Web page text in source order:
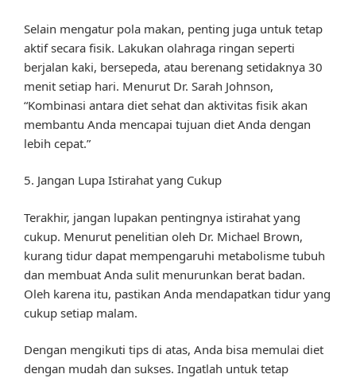
Selain mengatur pola makan, penting juga untuk tetap
aktif secara fisik. Lakukan olahraga ringan seperti
berjalan kaki, bersepeda, atau berenang setidaknya 30
menit setiap hari. Menurut Dr. Sarah Johnson,
“Kombinasi antara diet sehat dan aktivitas fisik akan
membantu Anda mencapai tujuan diet Anda dengan
lebih cepat.”
5. Jangan Lupa Istirahat yang Cukup
Terakhir, jangan lupakan pentingnya istirahat yang
cukup. Menurut penelitian oleh Dr. Michael Brown,
kurang tidur dapat mempengaruhi metabolisme tubuh
dan membuat Anda sulit menurunkan berat badan.
Oleh karena itu, pastikan Anda mendapatkan tidur yang
cukup setiap malam.
Dengan mengikuti tips di atas, Anda bisa memulai diet
dengan mudah dan sukses. Ingatlah untuk tetap